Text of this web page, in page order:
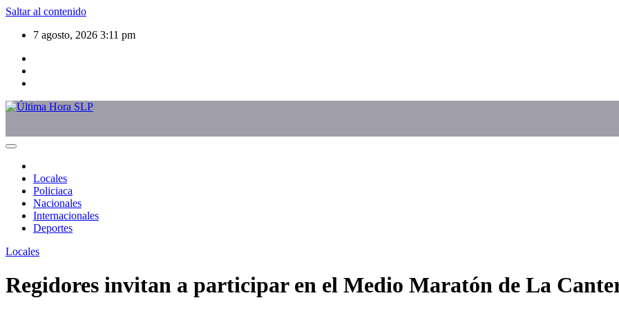
Saltar al contenido
7 agosto, 2026 3:11 pm
Locales
Policiaca
Nacionales
Internacionales
Deportes
Locales
Regidores invitan a participar en el Medio Maratón de La